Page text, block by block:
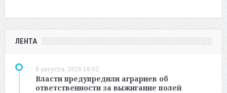
ЛЕНТА
8 августа, 2026 18:02
Власти предупредили аграриев об
ответственности за выжигание полей